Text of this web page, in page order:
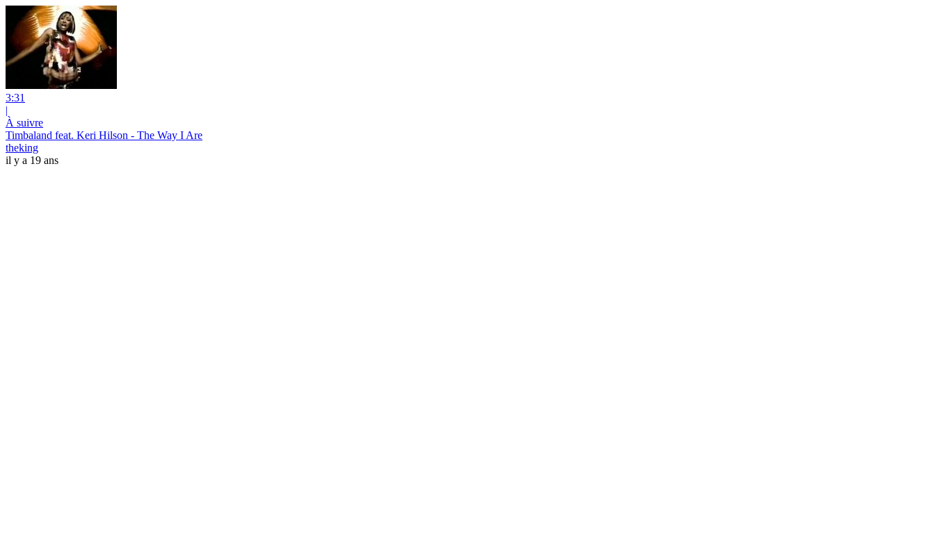
3:31
|
À suivre
Timbaland feat. Keri Hilson - The Way I Are
theking
il y a 19 ans